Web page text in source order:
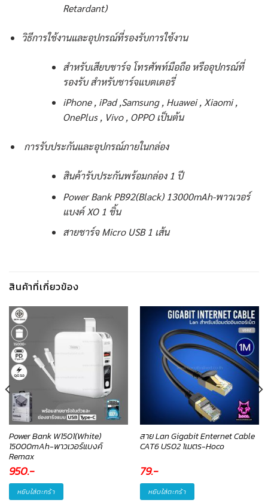
Retardant)
วิธีการใช้งานและอุปกรณ์ที่รองรับการใช้งาน
สำหรับเสียบชาร์จ โทรศัพท์มือถือ หรืออุปกรณ์ที่
รองรับ สำหรับชาร์จแบตเตอรี่
iPhone , iPad ,Samsung , Huawei , Xiaomi ,
OnePlus , Vivo , OPPO เป็นต้น
การรับประกันและอุปกรณ์ภายในกล่อง
สินค้ารับประกันพร้อมกล่อง 1 ปี
Power Bank PB92(Black) 13000mAh-พาวเวอร์
แบงค์ XO 1 ชิ้น
สายชาร์จ Micro USB 1 เส้น
สินค้าที่เกี่ยวข้อง
Power Bank W1501(White)
15000mAh-พาวเวอร์แบงค์
Remax
950.-
หยิบใส่ตะกร้า
สาย Lan Gigabit Enternet Cable
CAT6 US02 1เมตร-Hoco
79.-
หยิบใส่ตะกร้า